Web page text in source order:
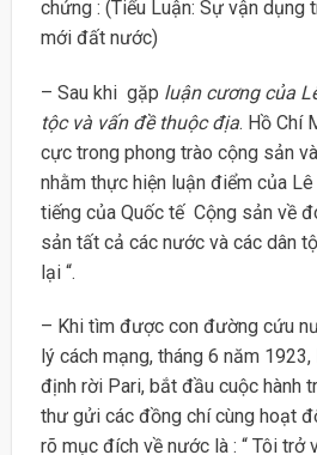
chứng : (Tiểu Luận: Sự vận dụng
mới đất nước)
– Sau khi gặp luận cương của
tộc và vấn đề thuộc địa. Hồ Chí
cực trong phong trào cộng sản
nhằm thực hiện luận điểm của
tiếng của Quốc tế Cộng sản về
sản tất cả các nước và các dân
lại “.
– Khi tìm được con đường cứu
lý cách mạng, tháng 6 năm
định rời Pari, bắt đầu cuộc hành
thư gửi các đồng chí cùng hoạt
rõ mục đích về nước là : “ Tôi trở